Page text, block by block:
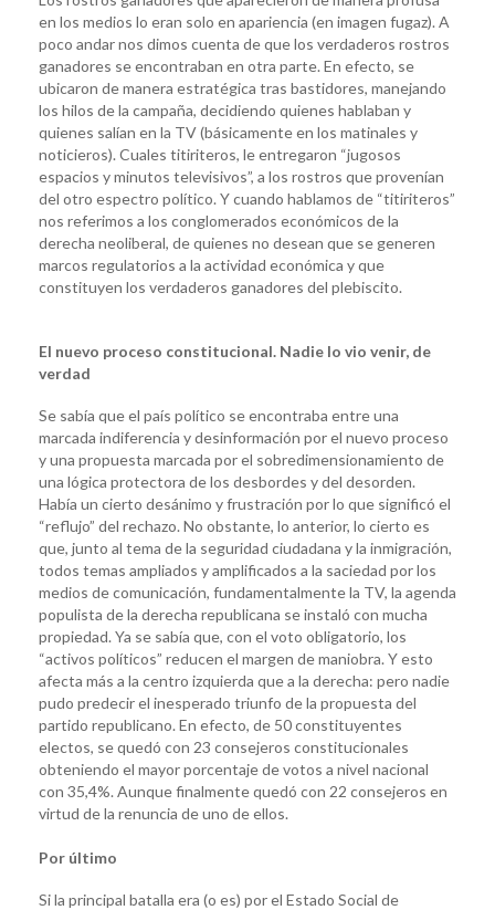
en los medios lo eran solo en apariencia (en imagen fugaz). A
poco andar nos dimos cuenta de que los verdaderos rostros
ganadores se encontraban en otra parte. En efecto, se
ubicaron de manera estratégica tras bastidores, manejando
los hilos de la campaña, decidiendo quienes hablaban y
quienes salían en la TV (básicamente en los matinales y
noticieros). Cuales titiriteros, le entregaron “jugosos
espacios y minutos televisivos”, a los rostros que provenían
del otro espectro político. Y cuando hablamos de “titiriteros”
nos referimos a los conglomerados económicos de la
derecha neoliberal, de quienes no desean que se generen
marcos regulatorios a la actividad económica y que
constituyen los verdaderos ganadores del plebiscito.
El nuevo proceso constitucional. Nadie lo vio venir, de
verdad
Se sabía que el país político se encontraba entre una
marcada indiferencia y desinformación por el nuevo proceso
y una propuesta marcada por el sobredimensionamiento de
una lógica protectora de los desbordes y del desorden.
Había un cierto desánimo y frustración por lo que significó el
“reflujo” del rechazo. No obstante, lo anterior, lo cierto es
que, junto al tema de la seguridad ciudadana y la inmigración,
todos temas ampliados y amplificados a la saciedad por los
medios de comunicación, fundamentalmente la TV, la agenda
populista de la derecha republicana se instaló con mucha
propiedad. Ya se sabía que, con el voto obligatorio, los
“activos políticos” reducen el margen de maniobra. Y esto
afecta más a la centro izquierda que a la derecha: pero nadie
pudo predecir el inesperado triunfo de la propuesta del
partido republicano. En efecto, de 50 constituyentes
electos, se quedó con 23 consejeros constitucionales
obteniendo el mayor porcentaje de votos a nivel nacional
con 35,4%. Aunque finalmente quedó con 22 consejeros en
virtud de la renuncia de uno de ellos.
Por último
Si la principal batalla era (o es) por el Estado Social de